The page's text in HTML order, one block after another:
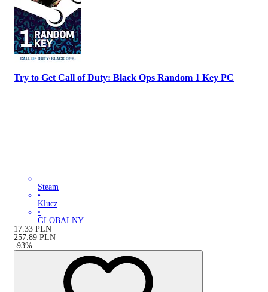
Try to Get Call of Duty: Black Ops Random 1 Key PC
Steam
•
Klucz
•
GLOBALNY
17.33 PLN
257.89 PLN
-93%